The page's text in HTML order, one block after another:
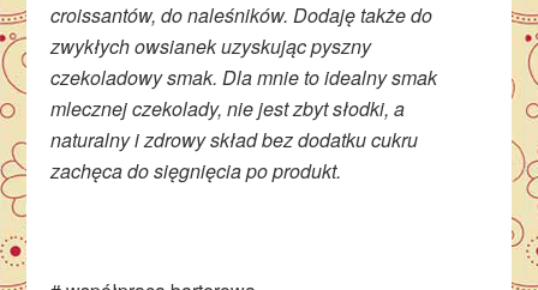
croissantów, do naleśników. Dodaję także do
zwykłych owsianek uzyskując pyszny
czekoladowy smak. Dla mnie to idealny smak
mlecznej czekolady, nie jest zbyt słodki, a
naturalny i zdrowy skład bez dodatku cukru
zachęca do sięgnięcia po produkt.